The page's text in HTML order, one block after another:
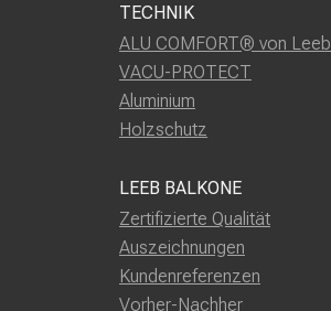
TECHNIK
ALU COMFORT® von Leeb
VACU-PROTECT
Aluminium
Holzschutz
LEEB BALKONE
Zertifizierte Qualität
Auszeichnungen
Kundenreferenzen
Vorher-Nachher